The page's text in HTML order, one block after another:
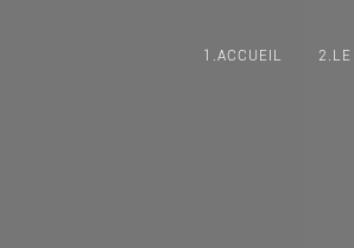
1.ACCUEIL 2.LE